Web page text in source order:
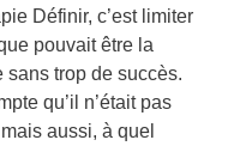
Définir, c’est limiter
pouvait être la
trop de succès.
qu’il n’était pas
aussi, à quel